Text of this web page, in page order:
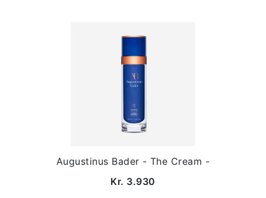
Augustinus Bader - The Cream -
Kr. 3.930